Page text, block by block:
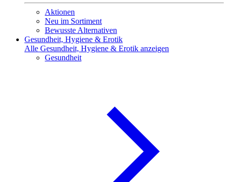
Aktionen
Neu im Sortiment
Bewusste Alternativen
Gesundheit, Hygiene & Erotik
Alle Gesundheit, Hygiene & Erotik anzeigen
Gesundheit